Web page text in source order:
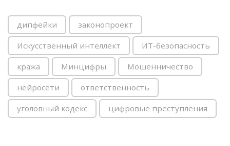
дипфейки законопроект
Искусственный интеллект ИТ-безопасность
кража Минцифры Мошенничество
нейросети ответственность
уголовный кодекс цифровые преступления